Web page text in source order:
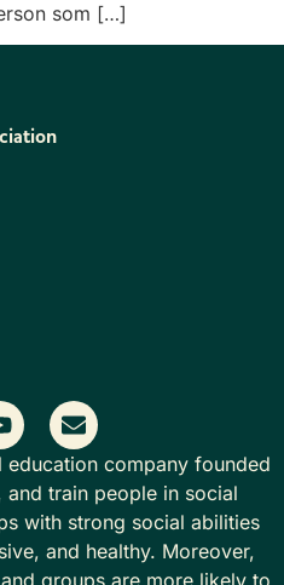
som […]
company founded
train people in social
with strong social abilities
and healthy. Moreover,